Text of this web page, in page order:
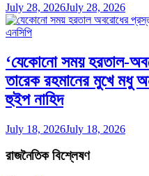
July 28, 2026July 28, 2026
এনসিপি
‘যেকোনো সময় হরতাল-
তারেক রহমানের মুখে মধু
হুইপ নাহিদ
July 18, 2026July 18, 2026
রাজনৈতিক বিশ্লেষণ